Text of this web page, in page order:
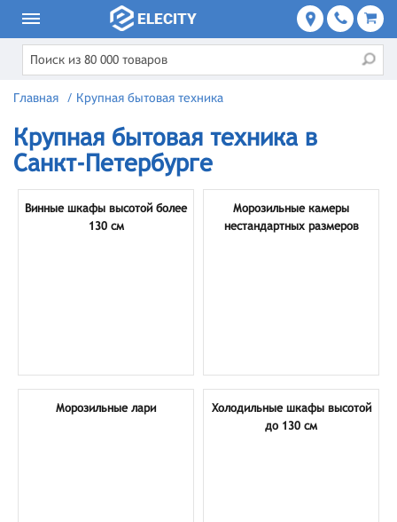
Главная / Крупная бытовая техника
Крупная бытовая техника в
Санкт-Петербурге
Винные шкафы высотой более
130 см
Морозильные камеры
нестандартных размеров
Морозильные лари
Холодильные шкафы высотой
до 130 см